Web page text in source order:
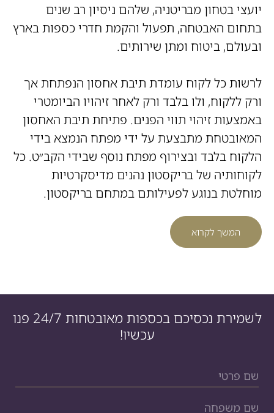
יועצי בטחון מבריטניה, שלהם ניסיון רב שנים
בתחום האבטחה, תפעול והקמת חדרי כספות בארץ
ובעולם, ביטוח ומתן שירותים.
לרשות כל לקוח עומדת תיבת אחסון הנפתחת אך
ורק ללקוח, ולו בלבד ורק לאחר זיהויו הביומטרי
באמצעות זיהוי תווי הפנים. פתיחת תיבת האחסון
המאובטחת מתבצעת על ידי מפתח הנמצא בידי
הלקוח בלבד ובצירוף מפתח נוסף שבידי הקב״ט. כל
לקוחותיה של בריקסטון נהנים מדיסקרטיות
מוחלטת בנוגע לפעילותם במתחם בריקסטון.
המשך לקרוא
לשמירת נכסיכם בכספות מאובטחות 24/7 פנו
עכשיו!